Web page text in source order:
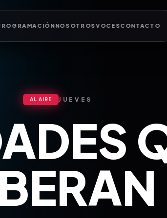
NOSOTROSVOCESCONTACTO
AL AIRE JUEVES